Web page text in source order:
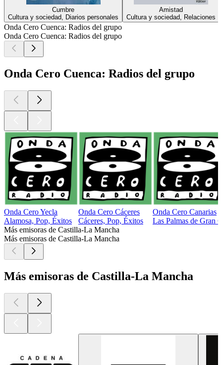
Cumbre
Cultura y sociedad, Diarios personales
Amistad
Cultura y sociedad, Relaciones
Onda Cero Cuenca: Radios del grupo
Onda Cero Cuenca: Radios del grupo
Onda Cero Cuenca: Radios del grupo
Onda Cero Yecla
Alamosa, Pop, Éxitos
Onda Cero Cáceres
Cáceres, Pop, Éxitos
Onda Cero Canarias
Las Palmas de Gran
Más emisoras de Castilla-La Mancha
Más emisoras de Castilla-La Mancha
Más emisoras de Castilla-La Mancha